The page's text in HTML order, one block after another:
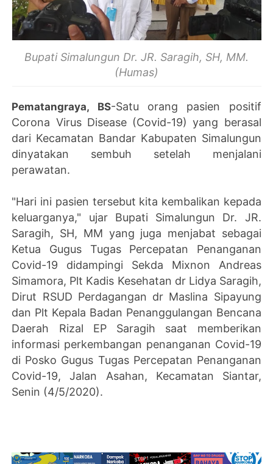
Bupati Simalungun Dr. JR. Saragih, SH, MM.
(Humas)
Pematangraya, BS-Satu orang pasien positif
Corona Virus Disease (Covid-19) yang berasal
dari Kecamatan Bandar Kabupaten Simalungun
dinyatakan sembuh setelah menjalani
perawatan.
"Hari ini pasien tersebut kita kembalikan kepada
keluarganya," ujar Bupati Simalungun Dr. JR.
Saragih, SH, MM yang juga menjabat sebagai
Ketua Gugus Tugas Percepatan Penanganan
Covid-19 didampingi Sekda Mixnon Andreas
Simamora, Plt Kadis Kesehatan dr Lidya Saragih,
Dirut RSUD Perdagangan dr Maslina Sipayung
dan Plt Kepala Badan Penanggulangan Bencana
Daerah Rizal EP Saragih saat memberikan
informasi perkembangan penanganan Covid-19
di Posko Gugus Tugas Percepatan Penanganan
Covid-19, Jalan Asahan, Kecamatan Siantar,
Senin (4/5/2020).